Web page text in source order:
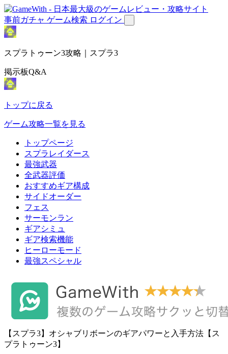
事前ガチャ ゲーム検索 ログイン
スプラトゥーン3攻略｜スプラ3
掲示板Q&A
トップに戻る
ゲーム攻略一覧を見る
トップページ
スプラレイダース
最強武器
全武器評価
おすすめギア構成
サイドオーダー
フェス
サーモンラン
ギアシミュ
ギア検索機能
ヒーローモード
最強スペシャル
【スプラ3】オシャブリボーンのギアパワーと入手方法【ス
プラトゥーン3】